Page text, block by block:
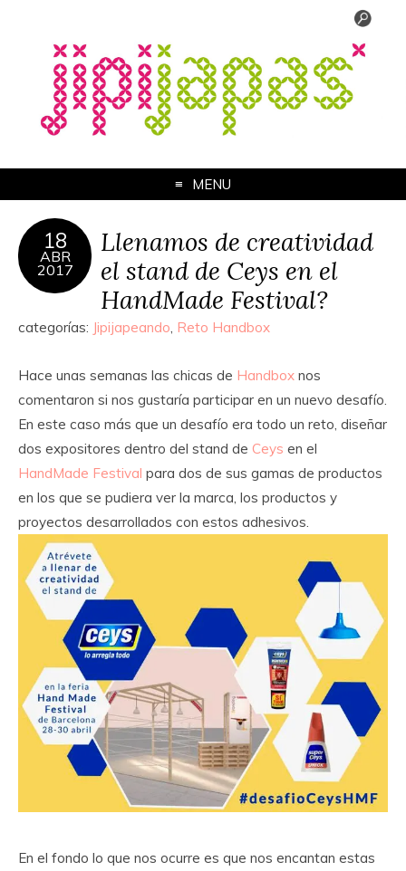
MENU
18
ABR
2017
Llenamos de creatividad
el stand de Ceys en el
HandMade Festival?
categorías: Jipijapeando, Reto Handbox
Hace unas semanas las chicas de Handbox nos
comentaron si nos gustaría participar en un nuevo desafío.
En este caso más que un desafío era todo un reto, diseñar
dos expositores dentro del stand de Ceys en el
HandMade Festival para dos de sus gamas de productos
en los que se pudiera ver la marca, los productos y
proyectos desarrollados con estos adhesivos.
En el fondo lo que nos ocurre es que nos encantan estas